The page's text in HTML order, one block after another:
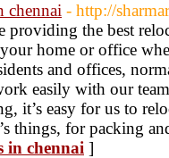
chennai - http://
providing the best
home or office
and offices,
easily with our
it’s easy for us to
things, for packing
in chennai ]